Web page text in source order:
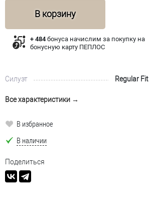
В корзину
+ 484бонуса начислим за покупку на
бонусную карту ПЕПЛОС
Силуэт Regular Fit
Все характеристики →
В избранное
В наличии
Поделиться